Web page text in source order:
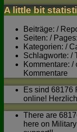
A little bit
Beiträge: /
Seiten: /
Kategorien: /
Schlagworte: /
Kommentare: /
Kommentare
Es sind 68176
online!
There are
here on